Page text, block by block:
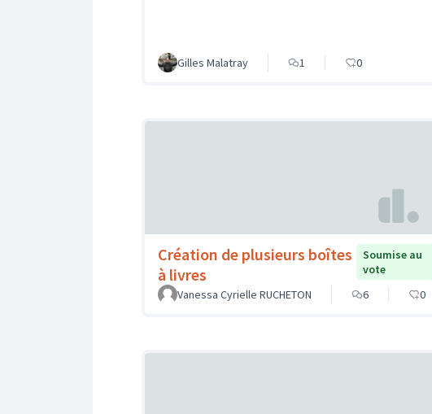
Gilles Malatray 1 0
Création de plusieurs boîtes
à livres
Soumise au
vote
Vanessa Cyrielle RUCHETON
6 0